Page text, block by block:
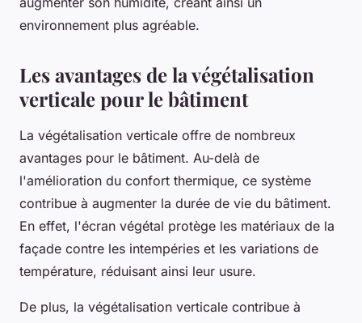
environnement plus agréable.
Les avantages de la végétalisation
verticale pour le bâtiment
La végétalisation verticale offre de nombreux
avantages pour le bâtiment. Au-delà de
l'amélioration du confort thermique, ce système
contribue à augmenter la durée de vie du bâtiment.
En effet, l'écran végétal protège les matériaux de la
façade contre les intempéries et les variations de
température, réduisant ainsi leur usure.
De plus, la végétalisation verticale contribue à